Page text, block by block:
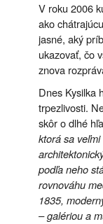
V roku 2006
ako
jasné, aký
ukazovať, čo
znova
Dnes Kysilka
trpezlivosti.
skôr o dlhé
ktorá sa
podľa neho
rovnováhu
1835,
– galériou a